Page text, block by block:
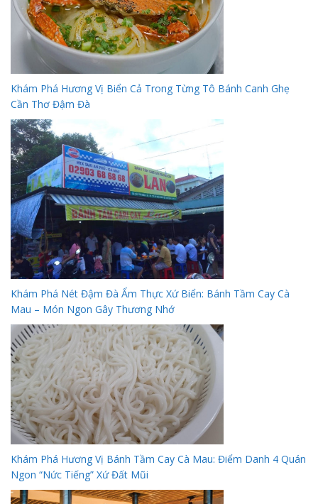
Khám Phá Hương Vị Biển Cả Trong Từng Tô Bánh Canh Ghẹ
Cần Thơ Đậm Đà
Khám Phá Nét Đậm Đà Ẩm Thực Xứ Biển: Bánh Tầm Cay Cà
Mau – Món Ngon Gây Thương Nhớ
Khám Phá Hương Vị Bánh Tầm Cay Cà Mau: Điểm Danh 4 Quán
Ngon “Nức Tiếng” Xứ Đất Mũi